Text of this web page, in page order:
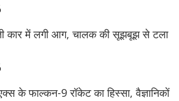
कार में लगी आग, चालक की सूझबूझ से टला
के फाल्कन-9 रॉकेट का हिस्सा, वैज्ञानिकों